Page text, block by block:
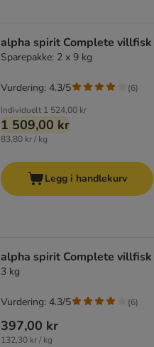
alpha spirit Complete villfisk
Sparepakke: 2 x 9 kg
Individuelt 1 524,00 kr
1 509,00 kr
83,80 kr / kg
Vurdering: 4.3/5 (6)
Legg i handlekurv
alpha spirit Complete villfisk
3 kg
397,00 kr
132,30 kr / kg
Vurdering: 4.3/5 (6)